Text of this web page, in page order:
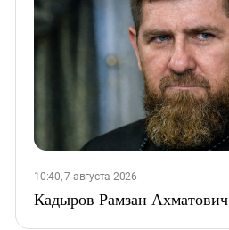
10:40, 7 августа 2026
Кадыров Рамзан Ахматович